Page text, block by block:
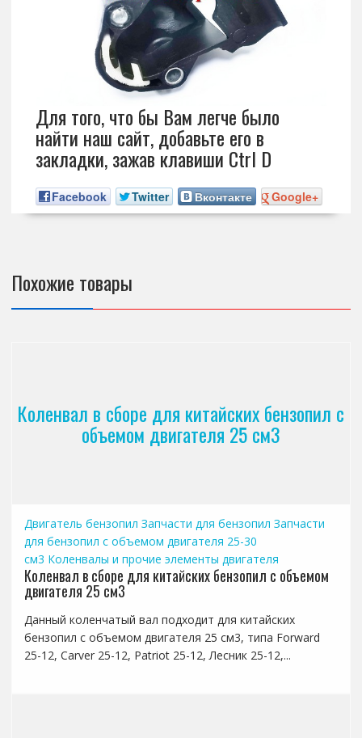
Для того, что бы Вам легче было
найти наш сайт, добавьте его в
закладки, зажав клавиши Ctrl D
Facebook Twitter Вконтакте Google+
Похожие товары
Коленвал в сборе для китайских бензопил с
объемом двигателя 25 см3
Двигатель бензопил Запчасти для бензопил Запчасти
для бензопил с объемом двигателя 25-30
см3 Коленвалы и прочие элементы двигателя
Коленвал в сборе для китайских бензопил с объемом
двигателя 25 см3
Данный коленчатый вал подходит для китайских
бензопил с объемом двигателя 25 см3, типа Forward
25-12, Carver 25-12, Patriot 25-12, Лесник 25-12,...